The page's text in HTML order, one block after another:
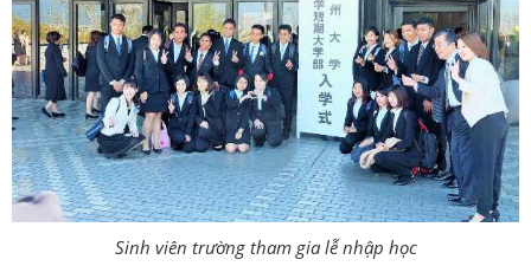
Sinh viên trường tham gia lễ nhập học